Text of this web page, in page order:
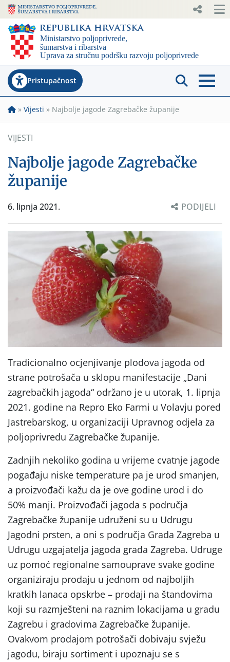
Pristupačnost
» Vijesti » Najbolje jagode Zagrebačke županije
VIJESTI
Najbolje jagode Zagrebačke
županije
6. lipnja 2021. PODIJELI
Tradicionalno ocjenjivanje plodova jagoda od
strane potrošača u sklopu manifestacije „Dani
zagrebačkih jagoda“ održano je u utorak, 1. lipnja
2021. godine na Repro Eko Farmi u Volavju pored
Jastrebarskog, u organizaciji Upravnog odjela za
poljoprivredu Zagrebačke županije.
Zadnjih nekoliko godina u vrijeme cvatnje jagode
pogađaju niske temperature pa je urod smanjen,
a proizvođači kažu da je ove godine urod i do
50% manji. Proizvođači jagoda s područja
Zagrebačke županije udruženi su u Udrugu
Jagodni prsten, a oni s područja Grada Zagreba u
Udrugu uzgajatelja jagoda grada Zagreba. Udruge
uz pomoć regionalne samouprave svake godine
organiziraju prodaju u jednom od najboljih
kratkih lanaca opskrbe – prodaji na štandovima
koji su razmješteni na raznim lokacijama u gradu
Zagrebu i gradovima Zagrebačke županije.
Ovakvom prodajom potrošači dobivaju svježu
jagodu, biraju sortiment i upoznaju se s